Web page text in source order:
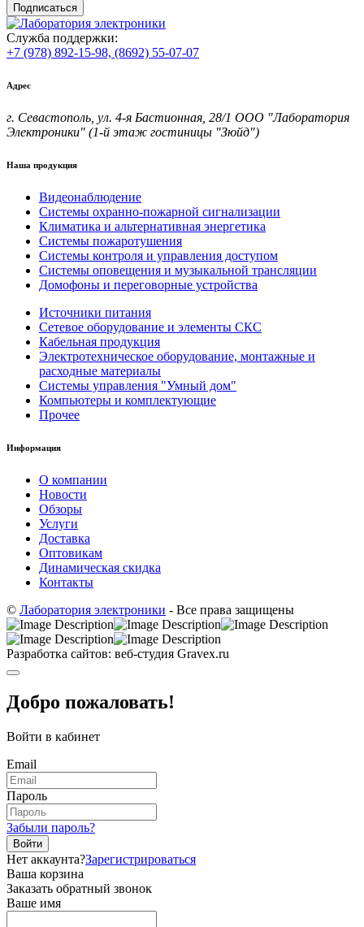
Подписаться
Служба поддержки:
+7 (978) 892-15-98, (8692) 55-07-07
Адрес
г. Севастополь, ул. 4-я Бастионная, 28/1 ООО "Лаборатория
Электроники" (1-й этаж гостиницы "Зюйд")
Наша продукция
Видеонаблюдение
Системы охранно-пожарной сигнализации
Климатика и альтернативная энергетика
Системы пожаротушения
Системы контроля и управления доступом
Системы оповещения и музыкальной трансляции
Домофоны и переговорные устройства
Источники питания
Сетевое оборудование и элементы СКС
Кабельная продукция
Электротехническое оборудование, монтажные и
расходные материалы
Системы управления "Умный дом"
Компьютеры и комплектующие
Прочее
Информация
О компании
Новости
Обзоры
Услуги
Доставка
Оптовикам
Динамическая скидка
Контакты
© Лаборатория электроники - Все права защищены
Разработка сайтов: веб-студия Gravex.ru
Добро пожаловать!
Войти в кабинет
Email
Пароль
Забыли пароль?
Войти
Нет аккаунта?Зарегистрироваться
Ваша корзина
Заказать обратный звонок
Ваше имя